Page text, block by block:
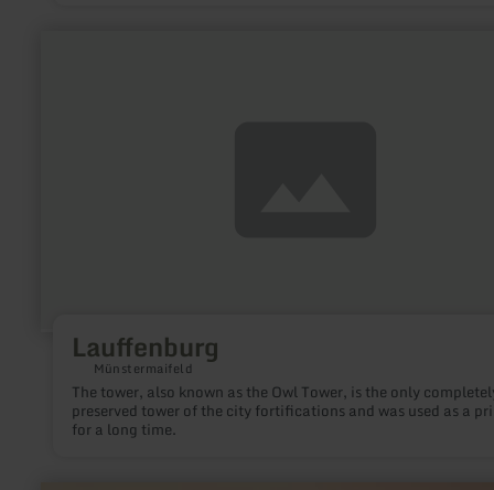
Lauffenburg
Münstermaifeld
The tower, also known as the Owl Tower, is the only
preserved tower of the city fortifications and was used as a
for a long time.